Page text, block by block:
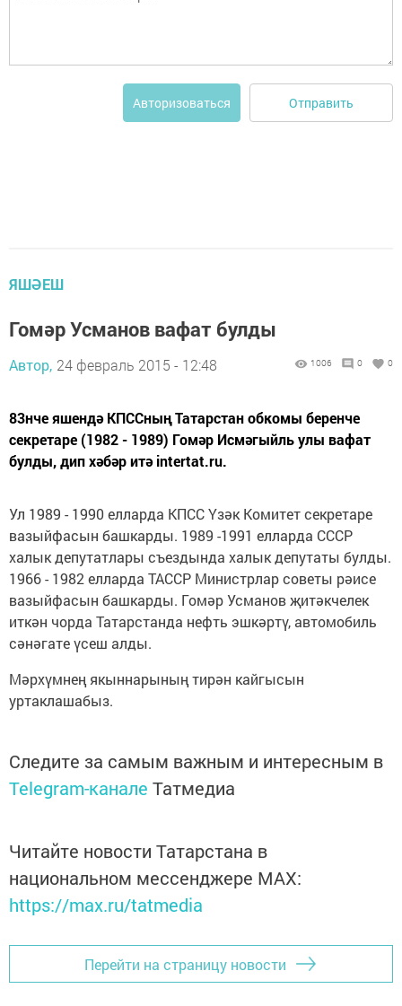
Авторизоваться Отправить
ЯШӘЕШ
Гомәр Усманов вафат булды
Автор, 24 февраль 2015 - 12:48 1006 0 0
83нче яшендә КПССның Татарстан обкомы беренче
секретаре (1982 - 1989) Гомәр Исмәгыйль улы вафат
булды, дип хәбәр итә intertat.ru.
Ул 1989 - 1990 елларда КПСС Үзәк Комитет секретаре
вазыйфасын башкарды. 1989 -1991 елларда СССР
халык депутатлары съездында халык депутаты булды.
1966 - 1982 елларда ТАССР Министрлар советы рәисе
вазыйфасын башкарды. Гомәр Усманов җитәкчелек
иткән чорда Татарстанда нефть эшкәртү, автомобиль
сәнәгате үсеш алды.
Мәрхүмнең якыннарының тирән кайгысын
уртаклашабыз.
Следите за самым важным и интересным в
Telegram-канале Татмедиа
Читайте новости Татарстана в
национальном мессенджере MАХ:
https://max.ru/tatmedia
Перейти на страницу новости